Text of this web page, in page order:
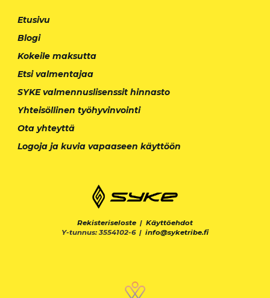
Etusivu
Blogi
Kokeile maksutta
Etsi valmentajaa
SYKE valmennuslisenssit hinnasto
Yhteisöllinen työhyvinvointi
Ota yhteyttä
Logoja ja kuvia vapaaseen käyttöön
Rekisteriseloste | Käyttöehdot
Y-tunnus: 3554102-6 | info@syketribe.fi